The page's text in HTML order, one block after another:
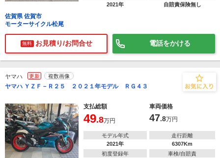
2021年
自賠責保険無し
佐賀県 佐賀市
モーターサイクル松尾
無料 お見積り/お問合せ 電話をかける
ヤマハ 更新 複数画像
ヤマハ ＹＺＦ－Ｒ２５ ２０２１年モデル ＲＧ４３
支払総額 車両価格
49.8万円 47.8万円
モデル年式
2021年
走行距離
6307Km
初度登録年
車検/自賠責